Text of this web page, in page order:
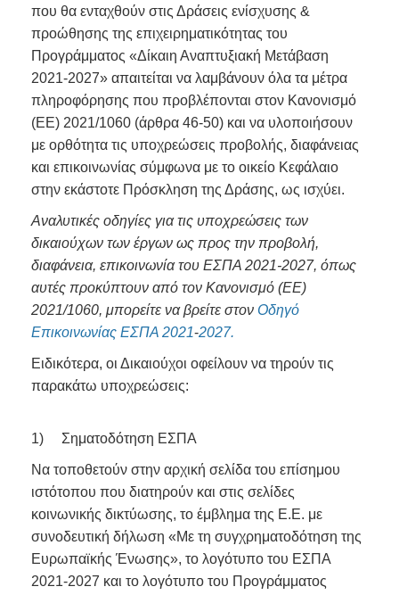
που θα ενταχθούν στις Δράσεις ενίσχυσης &
προώθησης της επιχειρηματικότητας του
Προγράμματος «Δίκαιη Αναπτυξιακή Μετάβαση
2021-2027» απαιτείται να λαμβάνουν όλα τα μέτρα
πληροφόρησης που προβλέπονται στον Κανονισμό
(ΕΕ) 2021/1060 (άρθρα 46-50) και να υλοποιήσουν
με ορθότητα τις υποχρεώσεις προβολής, διαφάνειας
και επικοινωνίας σύμφωνα με το οικείο Κεφάλαιο
στην εκάστοτε Πρόσκληση της Δράσης, ως ισχύει.
Αναλυτικές οδηγίες για τις υποχρεώσεις των
δικαιούχων των έργων ως προς την προβολή,
διαφάνεια, επικοινωνία του ΕΣΠΑ 2021-2027, όπως
αυτές προκύπτουν από τον Κανονισμό (ΕΕ)
2021/1060, μπορείτε να βρείτε στον Οδηγό
Επικοινωνίας ΕΣΠΑ 2021-2027.
Ειδικότερα, οι Δικαιούχοι οφείλουν να τηρούν τις
παρακάτω υποχρεώσεις:
1) Σηματοδότηση ΕΣΠΑ
Να τοποθετούν στην αρχική σελίδα του επίσημου
ιστότοπου που διατηρούν και στις σελίδες
κοινωνικής δικτύωσης, το έμβλημα της Ε.Ε. με
συνοδευτική δήλωση «Με τη συγχρηματοδότηση της
Ευρωπαϊκής Ένωσης», το λογότυπο του ΕΣΠΑ
2021-2027 και το λογότυπο του Προγράμματος